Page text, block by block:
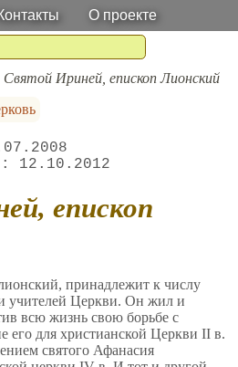
О проекте
Святой Ириней, епископ Лионский
12.10.2012
принадлежит к числу
учителей Церкви. Он жил и
всю жизнь свою борьбе с
его для христианской Церкви II в.
святого Афанасия